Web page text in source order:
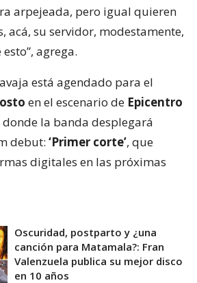
arpejeada, pero igual quieren
acá, su servidor, modestamente,
agrega.
está agendado para el
en el escenario de Epicentro
la banda desplegará
debut: ‘Primer corte’, que
digitales en las próximas
Oscuridad, postparto y ¿una
canción para Matamala?: Fran
Valenzuela publica su mejor disco
en 10 años